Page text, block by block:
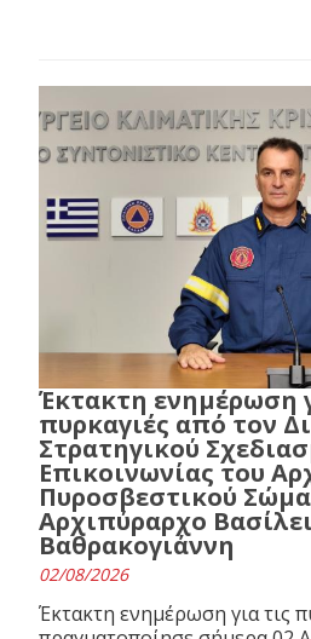
Έκτακτη ενημέρωση
πυρκαγιές από τον
Στρατηγικού
Επικοινωνίας του
Πυροσβεστικού
Αρχιπύραρχο
Βαθρακογιάννη
02/08/2026
Έκτακτη ενημέρωση για τις